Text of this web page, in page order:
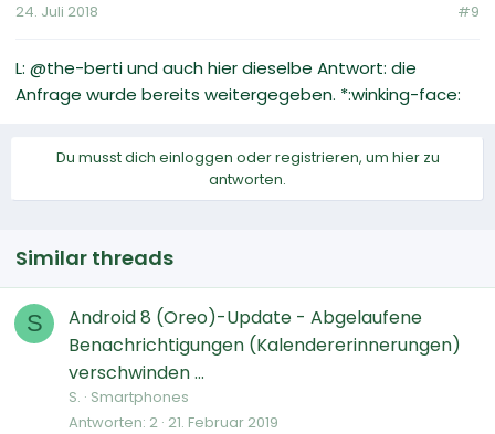
24. Juli 2018 #9
L: @the-berti und auch hier dieselbe Antwort: die
Anfrage wurde bereits weitergegeben. *:winking-face:
Du musst dich einloggen oder registrieren, um hier zu
antworten.
Similar threads
S
Android 8 (Oreo)-Update - Abgelaufene
Benachrichtigungen (Kalendererinnerungen)
verschwinden ...
S. Smartphones
Antworten 2 21. Februar 2019